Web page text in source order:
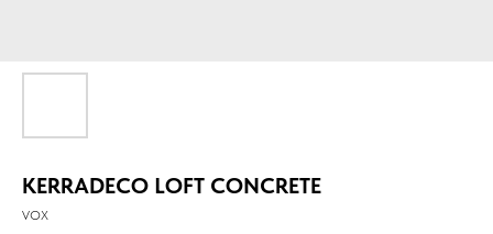
KERRADECO LOFT CONCRETE
VOX